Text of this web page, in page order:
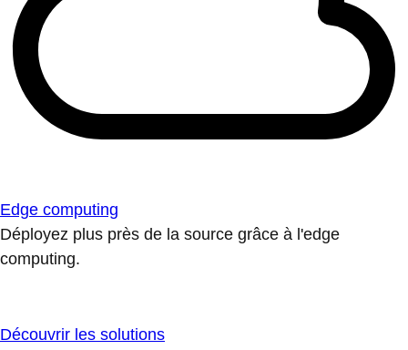
Edge computing
Déployez plus près de la source grâce à l'edge
computing.
Découvrir les solutions